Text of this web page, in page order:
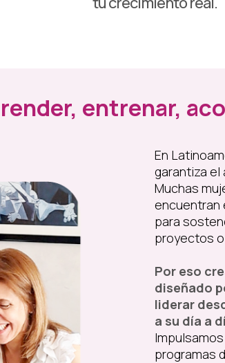
entrenar,
En
garantiza el
Muchas
encuentran
para
proyectos
Por eso
diseñado
liderar
a su día a
programas